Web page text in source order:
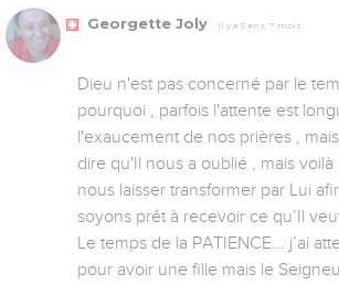
Georgette Joly Il y a 5 ans, 7 mois
Dieu n'est pas concerné par le
pourquoi , parfois l'attente est
l'exaucement de nos prières ,
dire qu'Il nous a oublié , mais voilà
nous laisser transformer par Lui
soyons prêt à recevoir ce qu’Il
Le temps de la PATIENCE... j’ai
pour avoir une fille mais le